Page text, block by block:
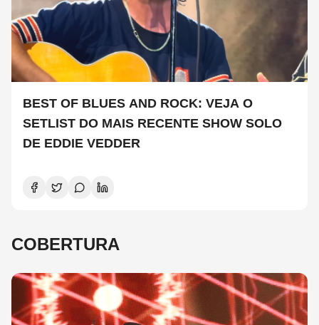
BEST OF BLUES AND ROCK: VEJA O
SETLIST DO MAIS RECENTE SHOW SOLO
DE EDDIE VEDDER
COBERTURA